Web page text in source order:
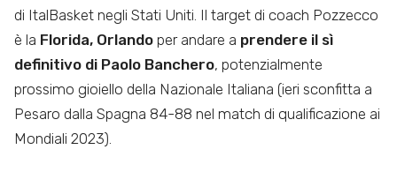
di ItalBasket negli Stati Uniti. Il target di coach Pozzecco
è la Florida, Orlando per andare a prendere il sì
definitivo di Paolo Banchero, potenzialmente
prossimo gioiello della Nazionale Italiana (ieri sconfitta a
Pesaro dalla Spagna 84-88 nel match di qualificazione ai
Mondiali 2023).